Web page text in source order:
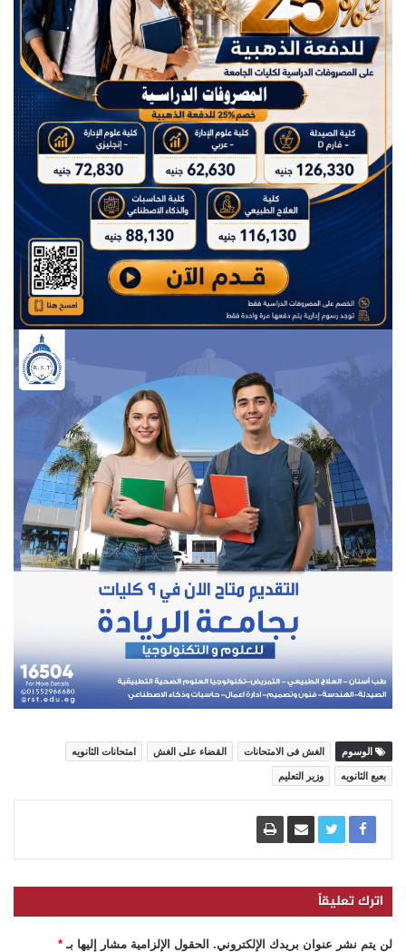
الوسوم الغش فى الامتحانات القضاء على الغش امتحانات الثانويه
بعبع الثانويه وزير التعليم
اترك تعليقاً
لن يتم نشر عنوان بريدك الإلكتروني. الحقول الإلزامية مشار إليها بـ *